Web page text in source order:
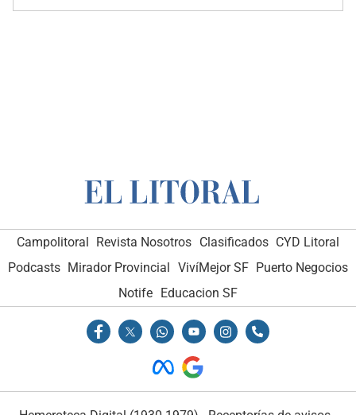
Campolitoral Revista Nosotros Clasificados CYD Litoral
Podcasts Mirador Provincial VivíMejor SF Puerto Negocios
Notife Educacion SF